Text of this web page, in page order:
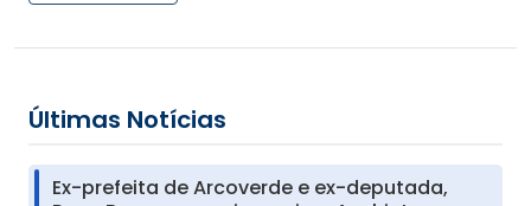
Últimas Notícias
Ex-prefeita de Arcoverde e ex-deputada,